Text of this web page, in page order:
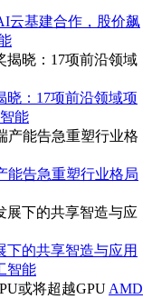
云基建合作，股价飙
晓：17项前沿领域项
能
能告急重塑行业格局
下的共享智造与应用
智能
AMD